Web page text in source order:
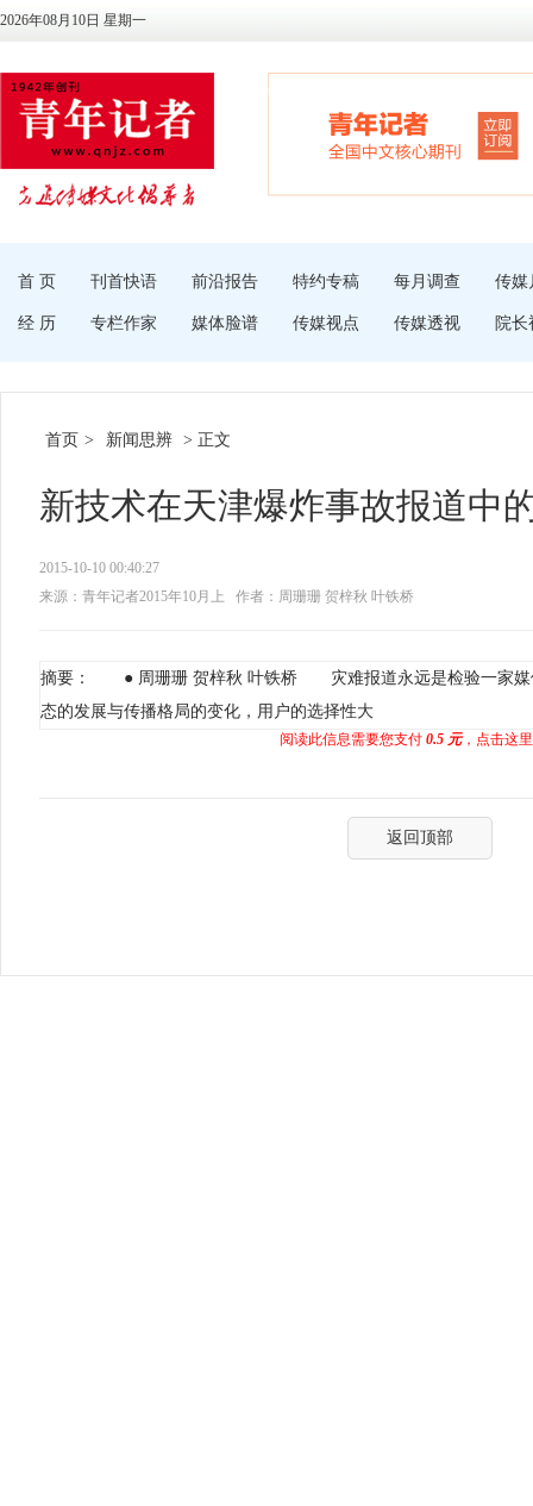
2026年08月10日 星期一
首 页 刊首快语 前沿报告 特约专稿 每月调查 传媒
经 历 专栏作家 媒体脸谱 传媒视点 传媒透视 院长
首页 > 新闻思辨 > 正文
新技术在天津爆炸事故报道中
2015-10-10 00:40:27
来源：青年记者2015年10月上
作者：周珊珊 贺梓秋 叶铁桥
摘要： ● 周珊珊 贺梓秋 叶铁桥 灾难报道永远是检验一家媒
态的发展与传播格局的变化，用户的选择性大
阅读此信息需要您支付 0.5 元，点击这
返回顶部